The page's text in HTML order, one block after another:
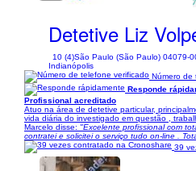
Detetive Liz
10 (4)São Paulo (São Paulo) 04079-
Indianópolis
Número de
Responde
Profissional acreditado
Atuo na área de detetive particular,
vida diária do investigado em questão ,
Marcelo disse: "Excelente profissional com
contratei e solicitei o serviço tudo on-line .
39